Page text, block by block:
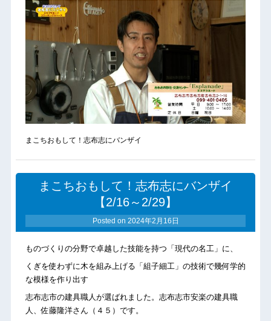
まこちおもして！志布志にバンザイ
まこちおもして！志布志にバンザイ
【2/16～2/29】
Posted on 2024年2月16日
ものづくりの分野で卓越した技能を持つ「現代の名工」に、
くぎを使わずに木を組み上げる「組子細工」の技術で幾何学的
な模様を作り出す
志布志市の建具職人が選ばれました。志布志市安楽の建具職
人、佐藤隆洋さん（４５）です。